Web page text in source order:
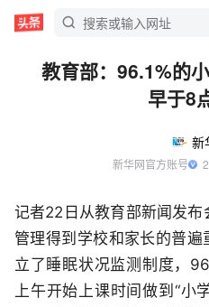
教育部：96.1%的
早于8
新
新华网官方账号
记者22日从教育部新闻发
管理得到学校和家长的普
立了睡眠状况监测制度，
上午开始上课时间做到“小